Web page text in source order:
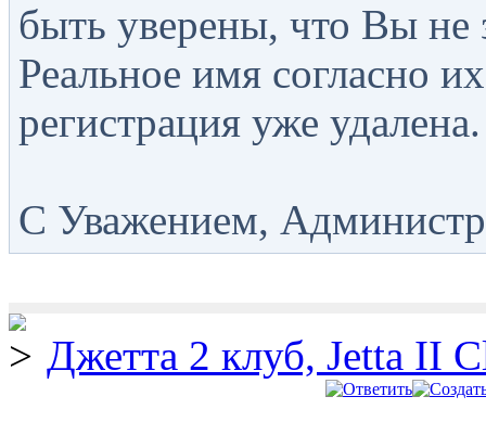
быть уверены, что Вы не
Реальное имя согласно
регистрация уже удалена.
С Уважением,
Джетта 2 клуб, Jetta II